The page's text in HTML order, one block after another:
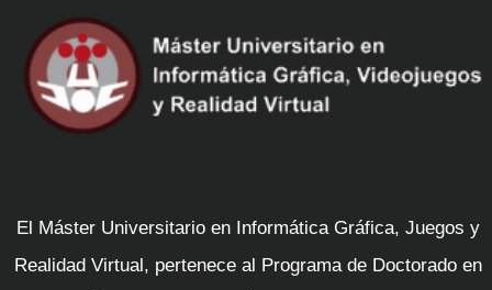
El Máster Universitario en Informática Gráfica, Juegos y
Realidad Virtual, pertenece al Programa de Doctorado en